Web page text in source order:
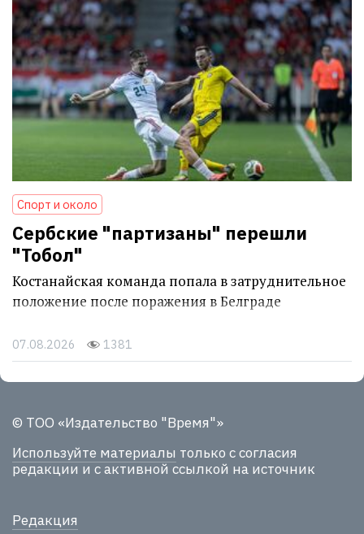
Спорт и около
Сербские "партизаны" перешли
"Тобол"
Костанайская команда попала в затруднительное
положение после поражения в Белграде
07.08.2026 1381
© ТОО «Издательство "Время"»
Используйте материалы только с согласия
редакции и с активной ссылкой на источник
Редакция